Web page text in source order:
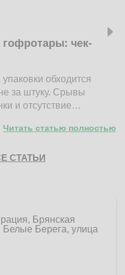
гофротары: чек-
обходится
за штуку. Срывы
и отсутствие…
Читать статью полностью
СТАТЬИ
Брянская
Белые Берега, улица